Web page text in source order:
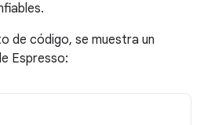
de código, se muestra un
Espresso: